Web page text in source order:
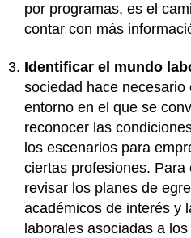
por programas, es el
contar con más
Identificar el mundo
sociedad hace necesario
entorno en el que se
reconocer las
los escenarios para
ciertas profesiones. Para
revisar los planes de
académicos de interés y
laborales asociadas a